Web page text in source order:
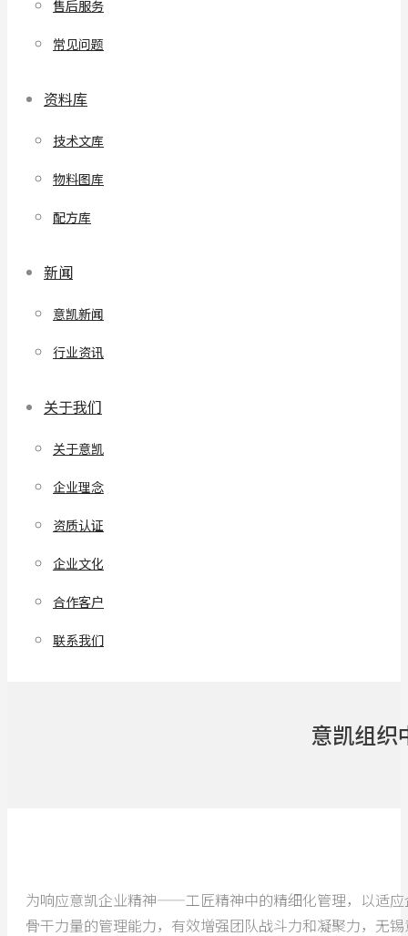
售后服务
常见问题
资料库
技术文库
物料图库
配方库
新闻
意凯新闻
行业资讯
关于我们
关于意凯
企业理念
资质认证
企业文化
合作客户
联系我们
意凯组织
为响应意凯企业精神——工匠精神中的精细化管理，以适应
骨干力量的管理能力，有效增强团队战斗力和凝聚力，无